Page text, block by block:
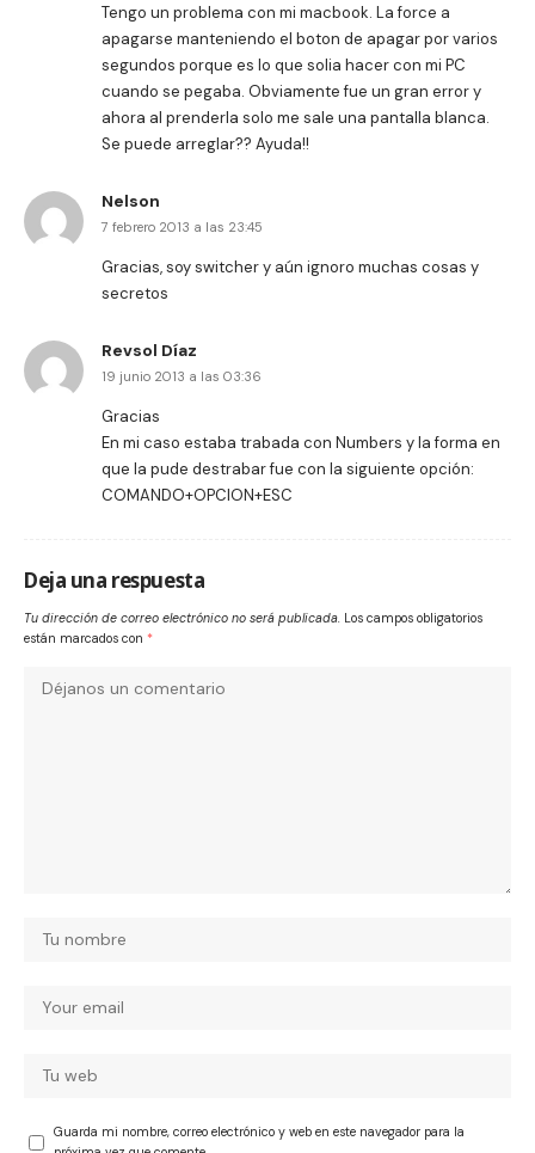
Tengo un problema con mi macbook. La force a
apagarse manteniendo el boton de apagar por varios
segundos porque es lo que solia hacer con mi PC
cuando se pegaba. Obviamente fue un gran error y
ahora al prenderla solo me sale una pantalla blanca.
Se puede arreglar?? Ayuda!!
Nelson
7 febrero 2013 a las 23:45
Gracias, soy switcher y aún ignoro muchas cosas y
secretos
Revsol Díaz
19 junio 2013 a las 03:36
Gracias
En mi caso estaba trabada con Numbers y la forma en
que la pude destrabar fue con la siguiente opción:
COMANDO+OPCION+ESC
Deja una respuesta
Tu dirección de correo electrónico no será publicada. Los campos obligatorios
están marcados con *
Guarda mi nombre, correo electrónico y web en este navegador para la